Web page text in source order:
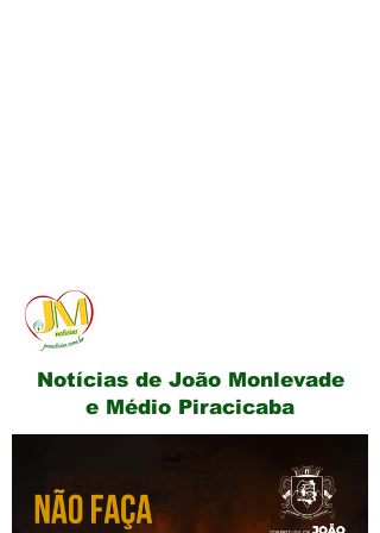
Notícias de João Monlevade
e Médio Piracicaba